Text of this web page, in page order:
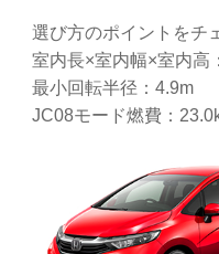
選び方のポイントをチ
室内長×室内幅×室内高
最小回転半径：4.9m
JC08モード燃費：